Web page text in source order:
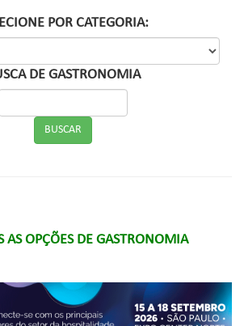
POR CATEGORIA:
DE GASTRONOMIA
AS OPÇÕES DE GASTRONOMIA